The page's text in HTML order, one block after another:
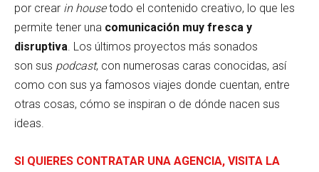
por crear in housetodo el contenido creativo, lo que les
permite tener una comunicación muy fresca y
disruptiva . Los últimos proyectos más sonados
son sus podcast, con numerosas caras conocidas, así
como con sus ya famosos viajes donde cuentan, entre
otras cosas, cómo se inspiran o de dónde nacen sus
ideas.
SI QUIERES CONTRATAR UNA AGENCIA, VISITA LA